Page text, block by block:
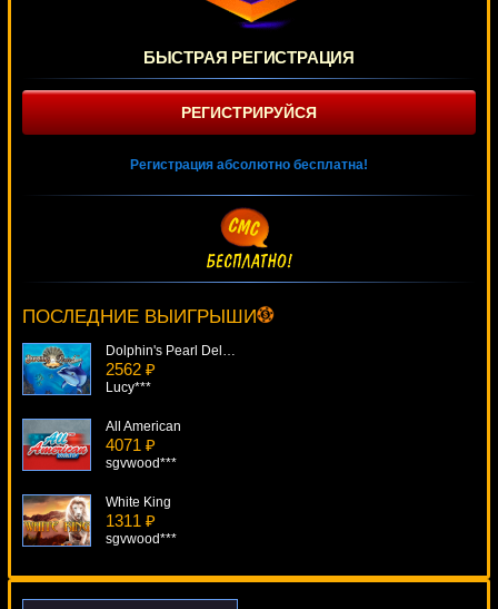
БЫСТРАЯ РЕГИСТРАЦИЯ
РЕГИСТРИРУЙСЯ
Регистрация абсолютно бесплатна!
ПОСЛЕДНИЕ ВЫИГРЫШИ
Gamer***
Dolphin's Pearl Deluxe
2562 ₽
Lucy***
All American
4071 ₽
sgvwood***
White King
1311 ₽
sgvwood***
Lights
4992 ₽